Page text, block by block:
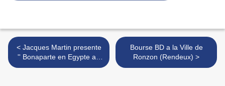
< Jacques Martin presente
'' Bonaparte en Egypte au
edition casterman
Bourse BD a la Ville de
Ronzon (Rendeux) >